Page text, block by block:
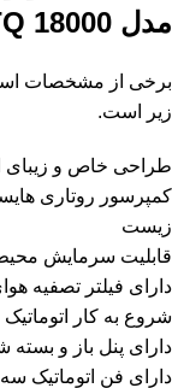
مدل 18000
زیر است.
طراحی خاص و زیبای
زیست
قابلیت سرمایش محیط تا دمای
دارای فیلتر تصفیه
شروع به کار
دارای پنل باز و
دارای فن اتوماتیک